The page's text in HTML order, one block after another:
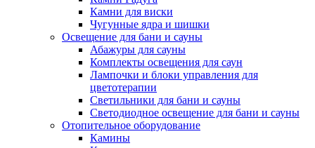
Камни для виски
Чугунные ядра и шишки
Освещение для бани и сауны
Абажуры для сауны
Комплекты освещения для саун
Лампочки и блоки управления для
цветотерапии
Светильники для бани и сауны
Светодиодное освещение для бани и сауны
Отопительное оборудование
Камины